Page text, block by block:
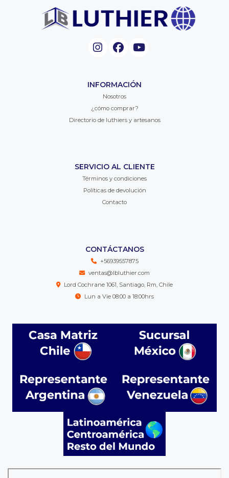
INFORMACIÓN
Nosotros
¿cómo comprar?
Directorio de luthiers y artesanos
SERVICIO AL CLIENTE
Términos y condiciones
Políticas de devolución
Contacto
CONTÁCTANOS
+56939557875
ventas@lbluthier.com
Lord Cochrane 1061, Santiago, Rm, Chile
Lun a Vie 08:00 a 18:00hrs